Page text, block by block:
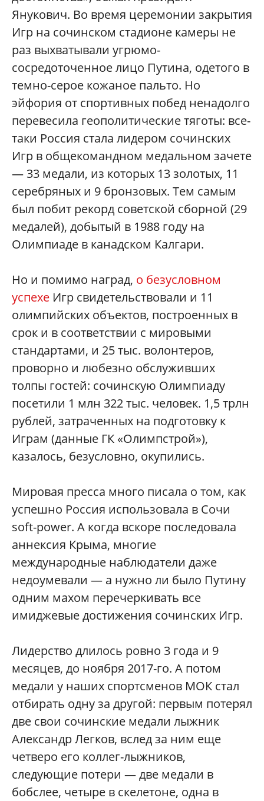
Янукович. Во время церемонии закрытия
Игр на сочинском стадионе камеры не
раз выхватывали угрюмо-
сосредоточенное лицо Путина, одетого в
темно-серое кожаное пальто. Но
эйфория от спортивных побед ненадолго
перевесила геополитические тяготы: все-
таки Россия стала лидером сочинских
Игр в общекомандном медальном зачете
— 33 медали, из которых 13 золотых, 11
серебряных и 9 бронзовых. Тем самым
был побит рекорд советской сборной (29
медалей), добытый в 1988 году на
Олимпиаде в канадском Калгари.
Но и помимо наград, о безусловном
успехе Игр свидетельствовали и 11
олимпийских объектов, построенных в
срок и в соответствии с мировыми
стандартами, и 25 тыс. волонтеров,
проворно и любезно обслуживших
толпы гостей: сочинскую Олимпиаду
посетили 1 млн 322 тыс. человек. 1,5 трлн
рублей, затраченных на подготовку к
Играм (данные ГК «Олимпстрой»),
казалось, безусловно, окупились.
Мировая пресса много писала о том, как
успешно Россия использовала в Сочи
soft-power. А когда вскоре последовала
аннексия Крыма, многие
международные наблюдатели даже
недоумевали — а нужно ли было Путину
одним махом перечеркивать все
имиджевые достижения сочинских Игр.
Лидерство длилось ровно 3 года и 9
месяцев, до ноября 2017-го. А потом
медали у наших спортсменов МОК стал
отбирать одну за другой: первым потерял
две свои сочинские медали лыжник
Александр Легков, вслед за ним еще
четверо его коллег-лыжников,
следующие потери — две медали в
бобслее, четыре в скелетоне, одна в